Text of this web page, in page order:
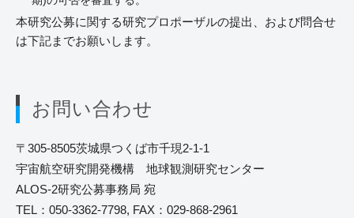
本研究公募に関する研究プロポーザルの提出、および問合せ
は下記までお願いします。
お問い合わせ
〒305-8505茨城県つくば市千現2-1-1
宇宙航空研究開発機構 地球観測研究センター
ALOS-2研究公募事務局 宛
TEL：050-3362-7798, FAX：029-868-2961